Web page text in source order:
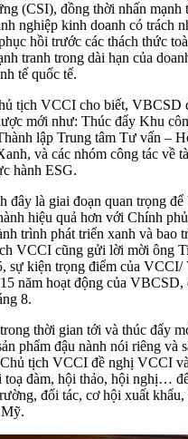
(CSI), đồng thời nhấn mạnh
nghiệp kinh doanh có trách
hồi trước các thách thức
tranh trong dài hạn của
tế quốc tế.
tịch VCCI cho biết, VBCSD
mới như: Thúc đẩy Khu
lập Trung tâm Tư vấn –
và các nhóm công tác về
hành ESG.
đây là giai đoạn quan trọng
hiệu quả hơn với Chính
trình phát triển xanh và bao
VCCI cũng gửi lời mời ông
sự kiện trọng điểm của
năm hoạt động của VBCSD,
8.
thời gian tới và thúc đẩy
phẩm đậu nành nói riêng và
tịch VCCI đề nghị VCCI
toạ đàm, hội thảo, hội nghị…
đối tác, cơ hội xuất khẩu,